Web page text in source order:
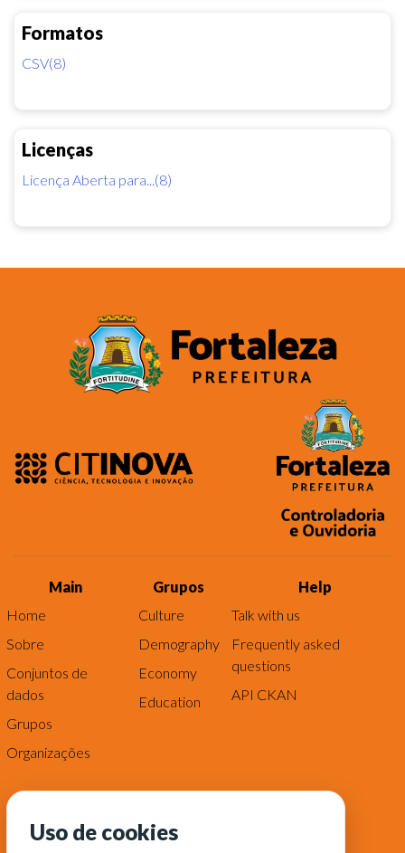
Formatos
CSV(8)
Licenças
Licença Aberta para...(8)
Main
Home
Sobre
Conjuntos de
dados
Grupos
Organizações
Grupos
Culture
Demography
Economy
Education
Help
Talk with us
Frequently asked
questions
API CKAN
Uso de cookies